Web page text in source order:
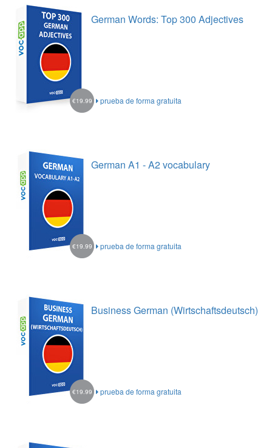
German Words: Top 300 Adjectives
prueba de forma gratuita
€19.99
German A1 - A2 vocabulary
prueba de forma gratuita
€19.99
Business German (Wirtschaftsdeutsch)
prueba de forma gratuita
€19.99